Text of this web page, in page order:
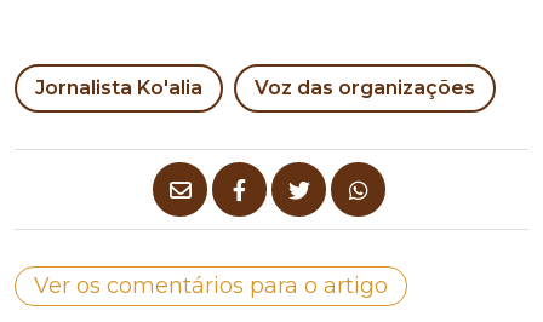
Jornalista Ko'alia Voz das organizações
Ver os comentários para o artigo